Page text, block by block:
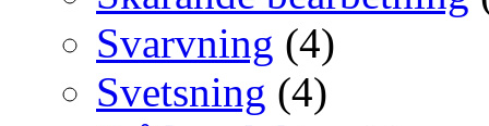
Svarvning (4)
Svetsning (4)